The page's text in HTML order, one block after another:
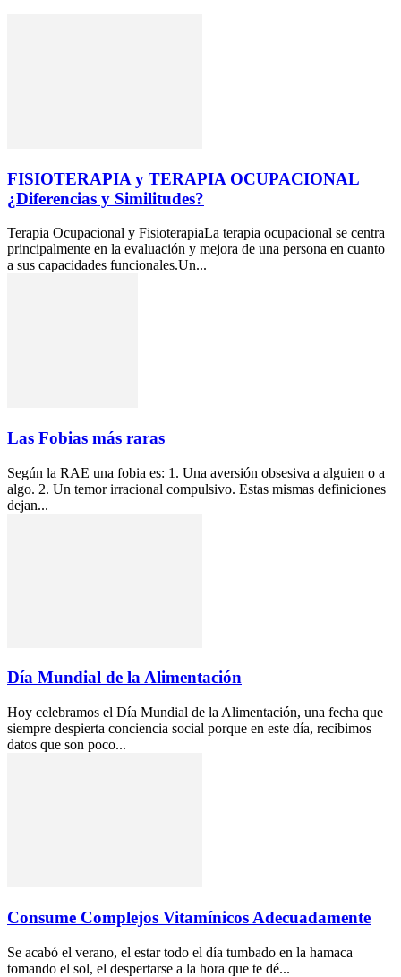
FISIOTERAPIA y TERAPIA OCUPACIONAL
¿Diferencias y Similitudes?
Terapia Ocupacional y FisioterapiaLa terapia ocupacional se centra
principalmente en la evaluación y mejora de una persona en cuanto
a sus capacidades funcionales.Un...
Las Fobias más raras
Según la RAE una fobia es: 1. Una aversión obsesiva a alguien o a
algo. 2. Un temor irracional compulsivo. Estas mismas definiciones
dejan...
Día Mundial de la Alimentación
Hoy celebramos el Día Mundial de la Alimentación, una fecha que
siempre despierta conciencia social porque en este día, recibimos
datos que son poco...
Consume Complejos Vitamínicos Adecuadamente
Se acabó el verano, el estar todo el día tumbado en la hamaca
tomando el sol, el despertarse a la hora que te dé...